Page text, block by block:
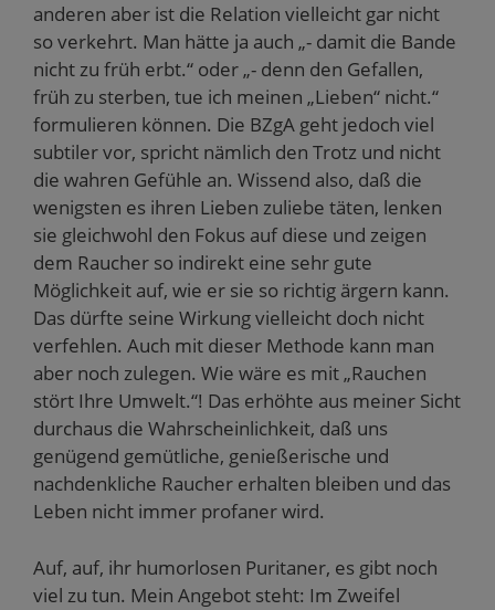
anderen aber ist die Relation vielleicht gar nicht
so verkehrt. Man hätte ja auch „- damit die Bande
nicht zu früh erbt.“ oder „- denn den Gefallen,
früh zu sterben, tue ich meinen „Lieben“ nicht.“
formulieren können. Die BZgA geht jedoch viel
subtiler vor, spricht nämlich den Trotz und nicht
die wahren Gefühle an. Wissend also, daß die
wenigsten es ihren Lieben zuliebe täten, lenken
sie gleichwohl den Fokus auf diese und zeigen
dem Raucher so indirekt eine sehr gute
Möglichkeit auf, wie er sie so richtig ärgern kann.
Das dürfte seine Wirkung vielleicht doch nicht
verfehlen. Auch mit dieser Methode kann man
aber noch zulegen. Wie wäre es mit „Rauchen
stört Ihre Umwelt.“! Das erhöhte aus meiner Sicht
durchaus die Wahrscheinlichkeit, daß uns
genügend gemütliche, genießerische und
nachdenkliche Raucher erhalten bleiben und das
Leben nicht immer profaner wird.
Auf, auf, ihr humorlosen Puritaner, es gibt noch
viel zu tun. Mein Angebot steht: Im Zweifel